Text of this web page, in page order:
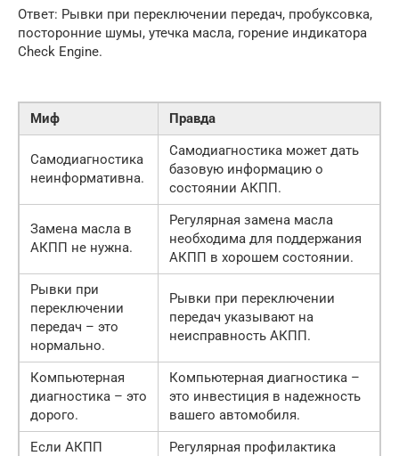
Ответ: Рывки при переключении передач, пробуксовка,
посторонние шумы, утечка масла, горение индикатора
Check Engine.
Миф Правда
Самодиагностика
неинформативна.
Самодиагностика может дать
базовую информацию о
состоянии АКПП.
Замена масла в
АКПП не нужна.
Регулярная замена масла
необходима для поддержания
АКПП в хорошем состоянии.
Рывки при
переключении
передач – это
нормально.
Рывки при переключении
передач указывают на
неисправность АКПП.
Компьютерная
диагностика – это
дорого.
Компьютерная диагностика –
это инвестиция в надежность
вашего автомобиля.
Если АКПП
Регулярная профилактика